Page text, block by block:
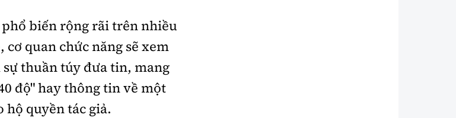
biến rộng rãi trên nhiều
quan chức năng sẽ xem
thuần túy đưa tin, mang
độ" hay thông tin về một
quyền tác giả.